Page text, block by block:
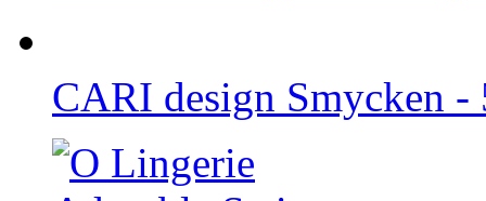
CARI design Smycken -